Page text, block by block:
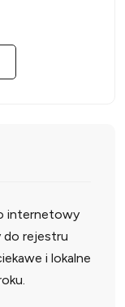
internetowy
do rejestru
i lokalne